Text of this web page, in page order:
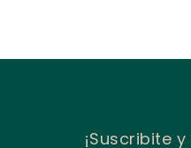
¡Suscribite